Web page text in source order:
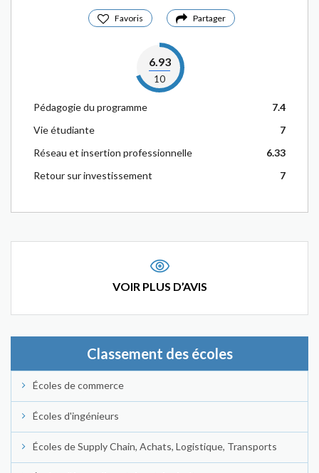
Favoris Partager
6.93
10
Pédagogie du programme
7.4
Vie étudiante
7
Réseau et insertion professionnelle
6.33
Retour sur investissement
7
VOIR PLUS D’AVIS
Classement des écoles
Écoles de commerce
Écoles d'ingénieurs
Écoles de Supply Chain, Achats, Logistique, Transports